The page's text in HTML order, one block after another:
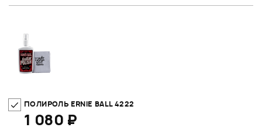
ПОЛИРОЛЬ ERNIE BALL 4222
1 080 ₽